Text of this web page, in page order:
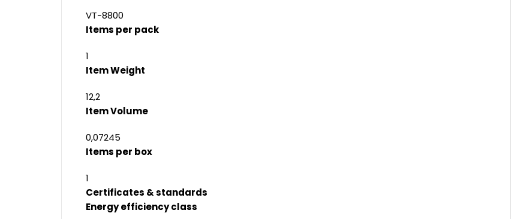
VT-8800
Items per pack
1
Item Weight
12,2
Item Volume
0,07245
Items per box
1
Certificates & standards
Energy efficiency class